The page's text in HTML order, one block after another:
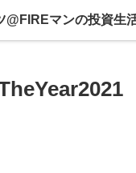
、暗号資産、株式、等々への
@FIREマンの投資生